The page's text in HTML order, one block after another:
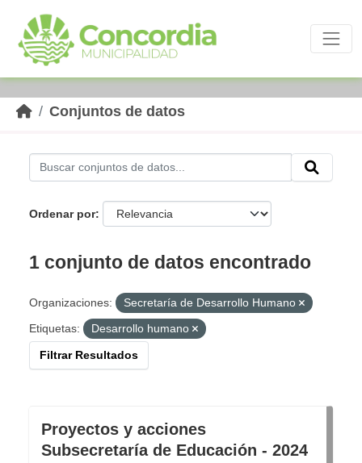
Conjuntos de datos
Ordenar por
1 conjunto de datos encontrado
Organizaciones:
Secretaría de Desarrollo Humano
Etiquetas:
Desarrollo humano
Filtrar Resultados
Proyectos y acciones
Subsecretaría de Educación - 2024